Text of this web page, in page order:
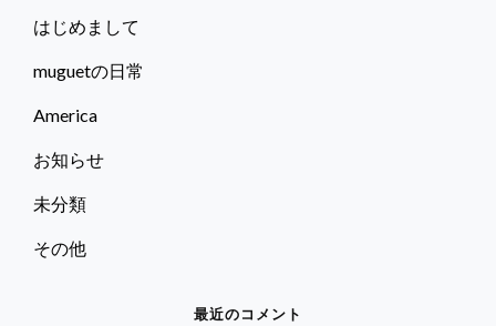
はじめまして
muguetの日常
America
お知らせ
未分類
その他
最近のコメント